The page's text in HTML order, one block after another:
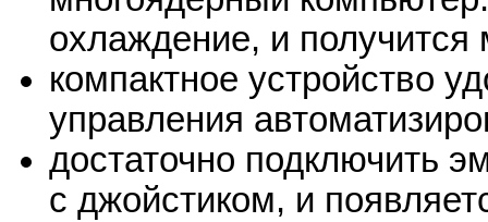
охлаждение, и
компактное устройство
управления
достаточно подключить
с джойстиком, и